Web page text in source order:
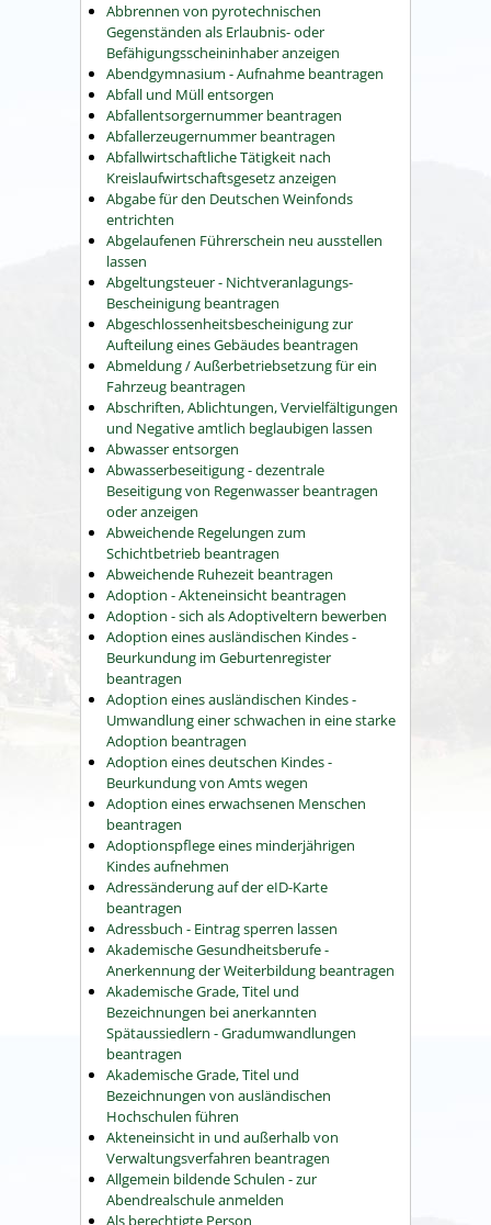
Abbrennen von pyrotechnischen
Gegenständen als Erlaubnis- oder
Befähigungsscheininhaber anzeigen
Abendgymnasium - Aufnahme beantragen
Abfall und Müll entsorgen
Abfallentsorgernummer beantragen
Abfallerzeugernummer beantragen
Abfallwirtschaftliche Tätigkeit nach
Kreislaufwirtschaftsgesetz anzeigen
Abgabe für den Deutschen Weinfonds
entrichten
Abgelaufenen Führerschein neu ausstellen
lassen
Abgeltungsteuer - Nichtveranlagungs-
Bescheinigung beantragen
Abgeschlossenheitsbescheinigung zur
Aufteilung eines Gebäudes beantragen
Abmeldung / Außerbetriebsetzung für ein
Fahrzeug beantragen
Abschriften, Ablichtungen, Vervielfältigungen
und Negative amtlich beglaubigen lassen
Abwasser entsorgen
Abwasserbeseitigung - dezentrale
Beseitigung von Regenwasser beantragen
oder anzeigen
Abweichende Regelungen zum
Schichtbetrieb beantragen
Abweichende Ruhezeit beantragen
Adoption - Akteneinsicht beantragen
Adoption - sich als Adoptiveltern bewerben
Adoption eines ausländischen Kindes -
Beurkundung im Geburtenregister
beantragen
Adoption eines ausländischen Kindes -
Umwandlung einer schwachen in eine starke
Adoption beantragen
Adoption eines deutschen Kindes -
Beurkundung von Amts wegen
Adoption eines erwachsenen Menschen
beantragen
Adoptionspflege eines minderjährigen
Kindes aufnehmen
Adressänderung auf der eID-Karte
beantragen
Adressbuch - Eintrag sperren lassen
Akademische Gesundheitsberufe -
Anerkennung der Weiterbildung beantragen
Akademische Grade, Titel und
Bezeichnungen bei anerkannten
Spätaussiedlern - Gradumwandlungen
beantragen
Akademische Grade, Titel und
Bezeichnungen von ausländischen
Hochschulen führen
Akteneinsicht in und außerhalb von
Verwaltungsverfahren beantragen
Allgemein bildende Schulen - zur
Abendrealschule anmelden
Als berechtigte Person